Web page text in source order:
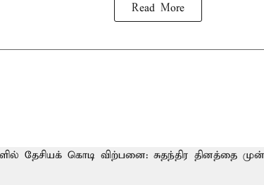
Read More